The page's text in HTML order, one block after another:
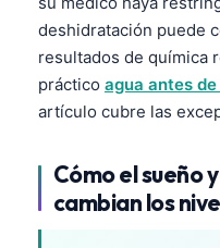
deshidratación puede
resultados de química
práctico agua antes
artículo cubre las
Cómo el sueño
cambian los